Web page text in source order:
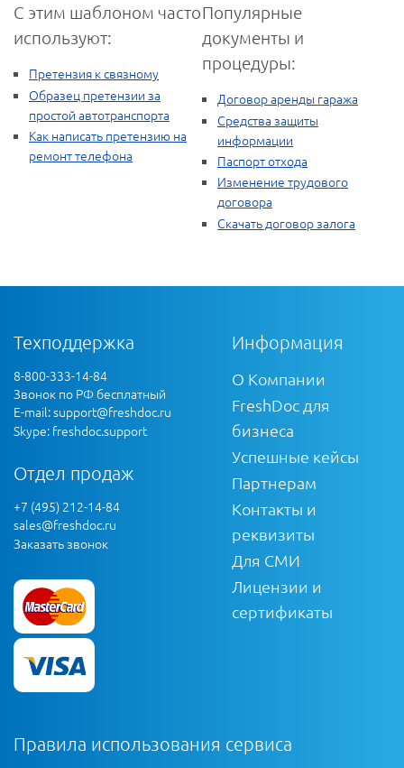
С этим шаблоном часто
используют:
Претензия к связному
Образец претензии за
простой автотранспорта
Как написать претензию на
ремонт телефона
Популярные
документы и
процедуры:
Договор аренды гаража
Средства защиты
информации
Паспорт отхода
Изменение трудового
договора
Скачать договор залога
Техподдержка
8-800-333-14-84
Звонок по РФ бесплатный
E-mail:support@freshdoc.ru
Skype: freshdoc.support
Отдел продаж
+7 (495) 212-14-84
sales@freshdoc.ru
Заказать звонок
Информация
О Компании
FreshDoc для
бизнеса
Успешные кейсы
Партнерам
Контакты и
реквизиты
Для СМИ
Лицензии и
сертификаты
Правила использования сервиса